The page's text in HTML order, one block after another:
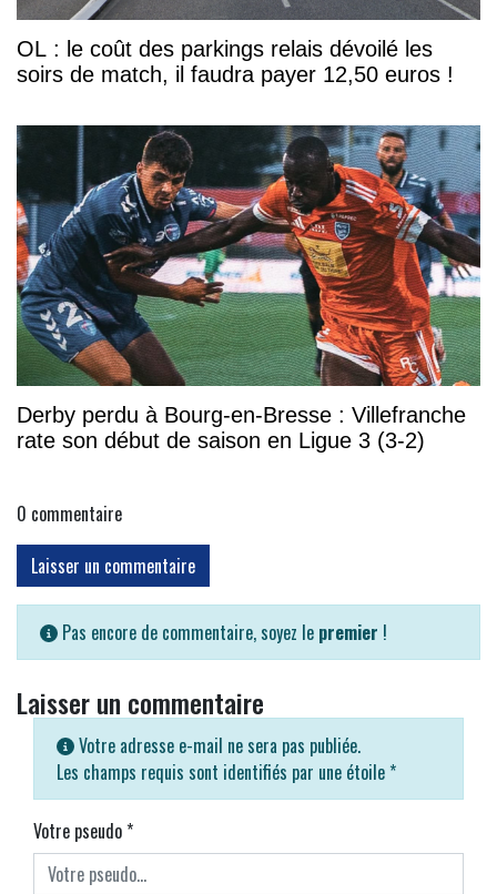
OL : le coût des parkings relais dévoilé les
soirs de match, il faudra payer 12,50 euros !
Derby perdu à Bourg-en-Bresse : Villefranche
rate son début de saison en Ligue 3 (3-2)
0 commentaire
Laisser un commentaire
Pas encore de commentaire, soyez le premier !
Laisser un commentaire
Votre adresse e-mail ne sera pas publiée.
Les champs requis sont identifiés par une étoile *
Votre pseudo*